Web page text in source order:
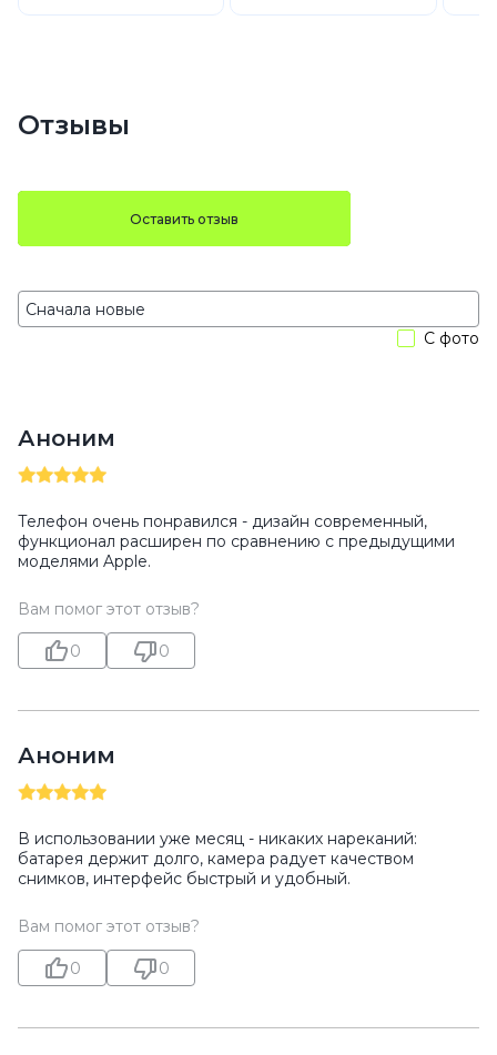
Отзывы
Оставить отзыв
С фото
Аноним
Телефон очень понравился - дизайн современный,
функционал расширен по сравнению с предыдущими
моделями Apple.
Вам помог этот отзыв?
0 0
Аноним
В использовании уже месяц - никаких нареканий:
батарея держит долго, камера радует качеством
снимков, интерфейс быстрый и удобный.
Вам помог этот отзыв?
0 0